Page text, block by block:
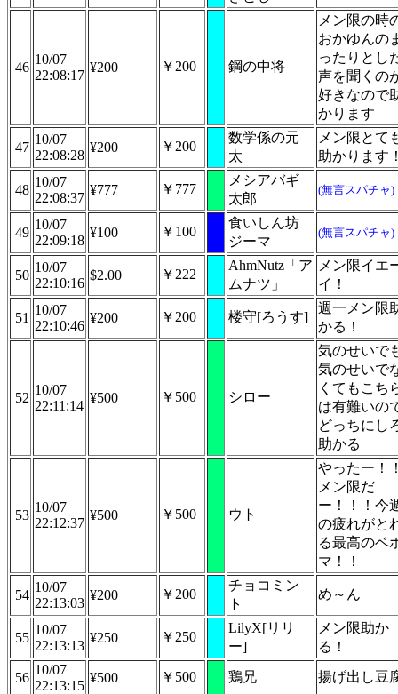
46
10/07
22:08:17
¥200 ￥200 鋼の中将
メン限の時
おかゆんの
ったりとし
声を聞くの
好きなので
かります
47
10/07
22:08:28
¥200 ￥200
数学係の元
太
メン限とて
助かります
48
10/07
22:08:37
¥777 ￥777
メシアバギ
太郎
(無言スパチャ)
49
10/07
22:09:18
¥100 ￥100
食いしん坊
ジーマ
(無言スパチャ)
50
10/07
22:10:16
$2.00 ￥222
AhmNutz「ア
ムナツ」
メン限イエ
イ！
51
10/07
22:10:46
¥200 ￥200 楼守[ろうす]
週一メン限
かる！
52
10/07
22:11:14
¥500 ￥500 シロー
気のせいで
気のせいで
くてもこち
は有難いの
どっちにし
助かる
53
10/07
22:12:37
¥500 ￥500 ウト
やったー！
メン限だ
ー！！！今
の疲れがと
る最高のベ
マ！！
54
10/07
22:13:03
¥200 ￥200
チョコミン
ト
め～ん
55
10/07
22:13:13
¥250 ￥250
LilyX[リリ
ー]
メン限助か
る！
56
10/07
22:13:15
¥500 ￥500 鶏兄 揚げ出し豆